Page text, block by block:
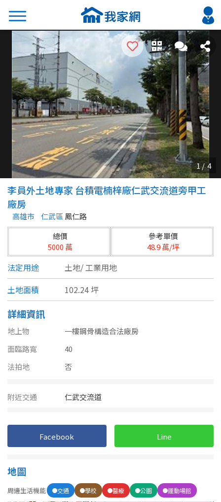
搜尋
熱門關鍵字
2026 台北降價好屋限量釋出
2026 新北降價好屋限量釋出
2026 台中降價好屋限量釋出
2026 台南降價好屋限量釋出
2026 高雄降價好屋限量釋出
縣市
台北市
基隆市
新北市
宜蘭縣
新竹市
台中市
彰化縣
南投縣
嘉義市
區域
類型(可複選)
不拘 公寓 電梯大樓
別墅
廠辦 倉庫
20~30 坪 30~40 坪
李員外土地專家 台積電楠梓廠仁武交流道旁甲工
廠房
高雄市 仁武區 鳳仁路
總價
5000 萬
參考單價
48.9 萬/坪
法定用途 土地/工業用地
土地面積
102.24 坪
詳細資訊
地上物
一樓鋼骨構造合法廠房
面臨路寬
40
法拍地
否
附近交通 仁武交流道
Facebook Line
地圖
周邊生活機能 交通 學校 醫療 公園 運動場館